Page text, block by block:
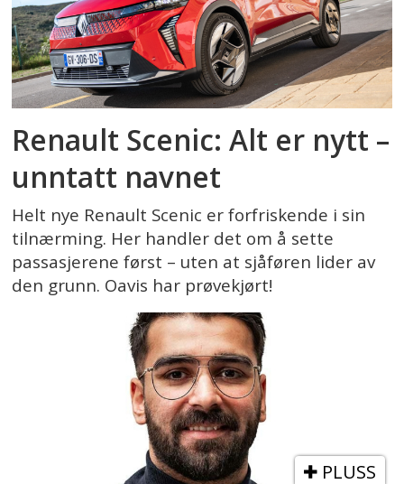
Renault Scenic: Alt er nytt –
unntatt navnet
Helt nye Renault Scenic er forfriskende i sin
tilnærming. Her handler det om å sette
passasjerene først – uten at sjåføren lider av
den grunn. Oavis har prøvekjørt!
PLUSS